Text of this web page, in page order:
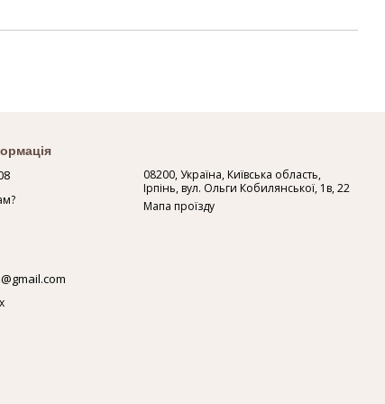
08200, Україна, Київська область,
Ірпінь, вул. Ольги Кобилянської, 1в, 22
Мапа проїзду